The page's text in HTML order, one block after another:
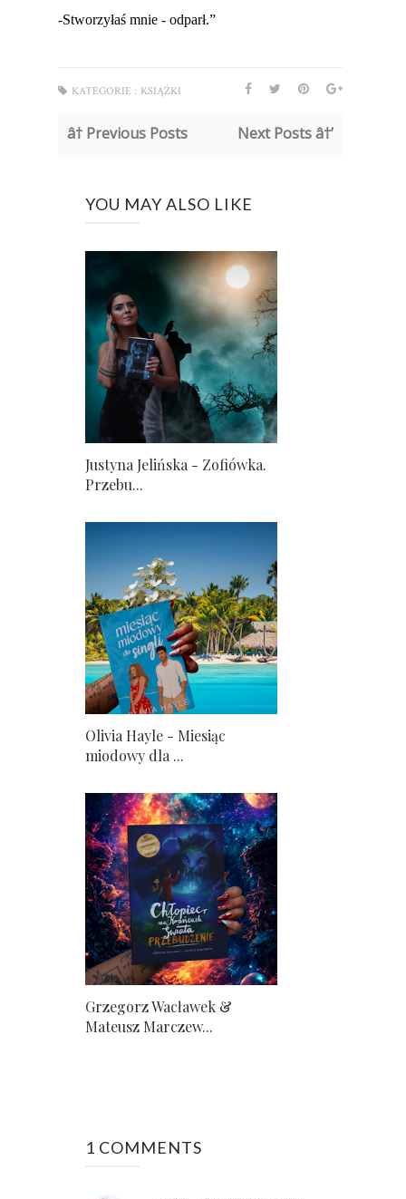
-Stworzyłaś mnie - odparł.”
KATEGORIE : KSIĄŻKI
â† Previous Posts Next Posts â†’
YOU MAY ALSO LIKE
Justyna Jelińska - Zofiówka.
Przebu...
Olivia Hayle - Miesiąc
miodowy dla ...
Grzegorz Wacławek &
Mateusz Marczew...
1 COMMENTS